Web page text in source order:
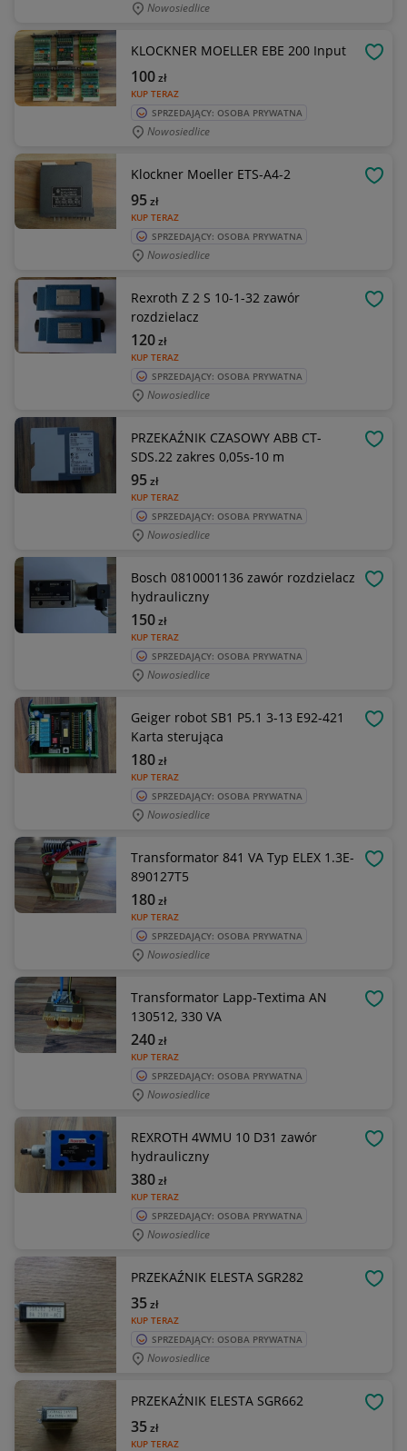
Nowosiedlice
KLOCKNER MOELLER EBE 200 Input
KUP TERAZ
100zł
SPRZEDAJĄCY: OSOBA PRYWATNA
Nowosiedlice
Klockner Moeller ETS-A4-2
KUP TERAZ
95zł
SPRZEDAJĄCY: OSOBA PRYWATNA
Nowosiedlice
Rexroth Z 2 S 10-1-32 zawór
rozdzielacz
KUP TERAZ
120zł
SPRZEDAJĄCY: OSOBA PRYWATNA
Nowosiedlice
PRZEKAŹNIK CZASOWY ABB CT-
SDS.22 zakres 0,05s-10 m
KUP TERAZ
95zł
SPRZEDAJĄCY: OSOBA PRYWATNA
Nowosiedlice
Bosch 0810001136 zawór rozdzielacz
hydrauliczny
KUP TERAZ
150zł
SPRZEDAJĄCY: OSOBA PRYWATNA
Nowosiedlice
Geiger robot SB1 P5.1 3-13 E92-421
Karta sterująca
KUP TERAZ
180zł
SPRZEDAJĄCY: OSOBA PRYWATNA
Nowosiedlice
Transformator 841 VA Typ ELEX 1.3E-
890127T5
KUP TERAZ
180zł
SPRZEDAJĄCY: OSOBA PRYWATNA
Nowosiedlice
Transformator Lapp-Textima AN
130512, 330 VA
KUP TERAZ
240zł
SPRZEDAJĄCY: OSOBA PRYWATNA
Nowosiedlice
REXROTH 4WMU 10 D31 zawór
hydrauliczny
KUP TERAZ
380zł
SPRZEDAJĄCY: OSOBA PRYWATNA
Nowosiedlice
PRZEKAŹNIK ELESTA SGR282
KUP TERAZ
35zł
SPRZEDAJĄCY: OSOBA PRYWATNA
Nowosiedlice
PRZEKAŹNIK ELESTA SGR662
KUP TERAZ
35zł